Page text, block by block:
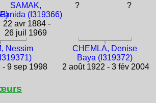
SAMAK,
Fanida (I319366)
22 avr 1884 -
26 juil 1969
? ?
Nessim
- 9 sep 1998
CHEMLA, Denise
Baya (I319372)
2 août 1922 - 3 fév 2004